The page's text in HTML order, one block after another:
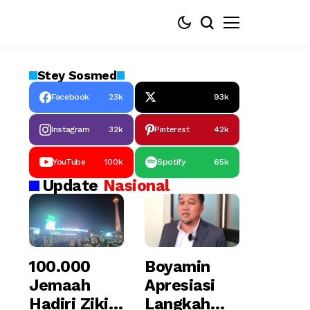
Stey Sosmed
Facebook 23k 93k
Instagram 32k Pinterest 42k
YouTube 100k Spotify 65k
Update Nasional
100.000
Jemaah
Hadiri Zikir
Boyamin
Apresiasi
Langkah